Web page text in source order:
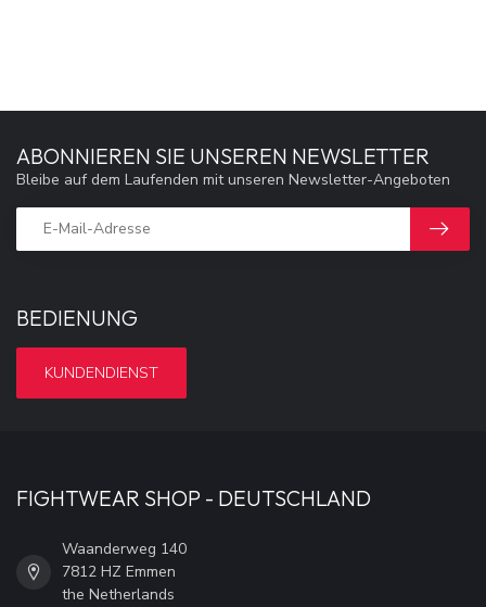
BEDIENUNG
KUNDENDIENST
ABONNIEREN SIE UNSEREN NEWSLETTER
Bleibe auf dem Laufenden mit unseren Newsletter-Angeboten
FIGHTWEAR SHOP - DEUTSCHLAND
Waanderweg 140
7812 HZ Emmen
the Netherlands